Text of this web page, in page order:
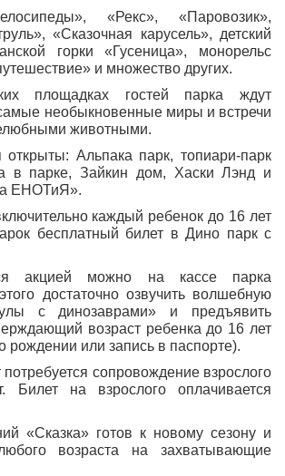
«Рекс», «Паровозик»,
«Сказочная карусель», детский
горки «Гусеница», монорельс
и множество других.
площадках гостей парка ждут
необыкновенные миры и встречи
животными.
Альпака парк, топиари-парк
в парке, Зайкин дом, Хаски Лэнд и
ЕНОТиЯ».
каждый ребенок до 16 лет
бесплатный билет в Дино парк с
акцией можно на кассе парка
достаточно озвучить волшебную
с динозаврами» и предъявить
возраст ребенка до 16 лет
рождении или запись в паспорте).
сопровождение взрослого
Билет на взрослого оплачивается
«Сказка» готов к новому сезону и
возраста на захватывающие